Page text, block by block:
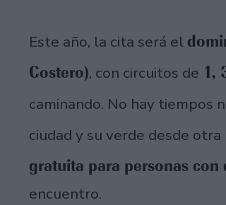
Este año, la cita será el
Costero), con circuitos de 1,
caminando. No hay tiempos
ciudad y su verde desde
gratuita para personas con
encuentro.